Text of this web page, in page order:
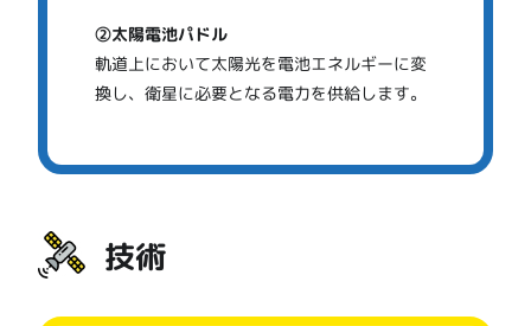
②太陽電池パドル
軌道上において太陽光を電池エネルギーに変
換し、衛星に必要となる電力を供給します。
技術